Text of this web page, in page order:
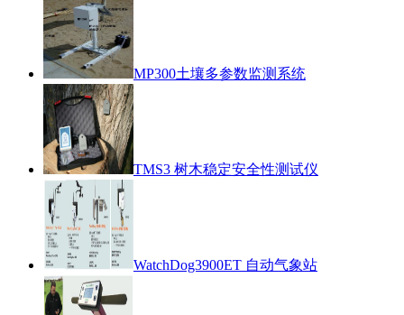
MP300土壤多参数监测系统
TMS3 树木稳定安全性测试仪
WatchDog3900ET 自动气象站